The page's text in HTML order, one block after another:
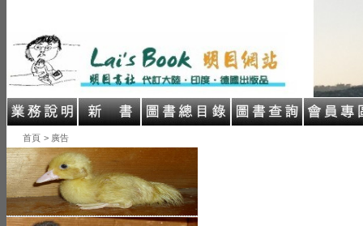
首頁 > 廣告